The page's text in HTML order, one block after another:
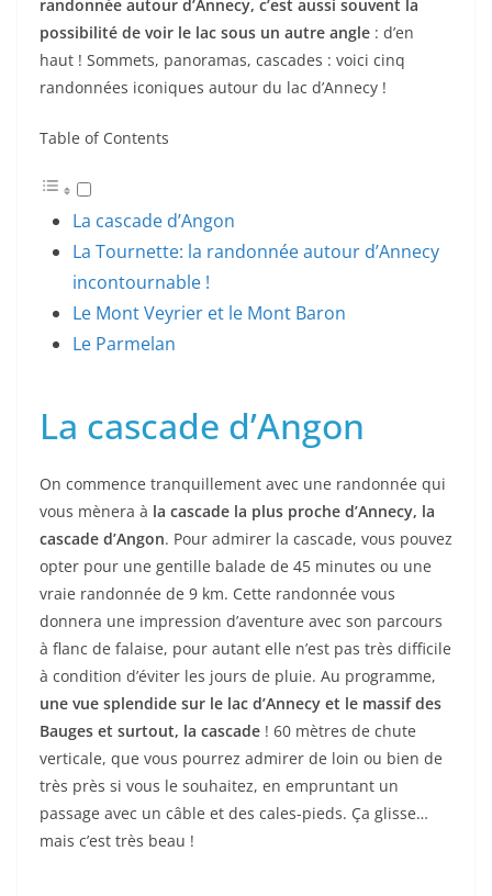
randonnée autour d’Annecy, c’est aussi souvent la
possibilité de voir le lac sous un autre angle : d’en
haut ! Sommets, panoramas, cascades : voici cinq
randonnées iconiques autour du lac d’Annecy !
Table of Contents
La cascade d’Angon
La Tournette: la randonnée autour d’Annecy
incontournable !
Le Mont Veyrier et le Mont Baron
Le Parmelan
La cascade d’Angon
On commence tranquillement avec une randonnée qui
vous mènera à la cascade la plus proche d’Annecy, la
cascade d’Angon. Pour admirer la cascade, vous pouvez
opter pour une gentille balade de 45 minutes ou une
vraie randonnée de 9 km. Cette randonnée vous
donnera une impression d’aventure avec son parcours
à flanc de falaise, pour autant elle n’est pas très difficile
à condition d’éviter les jours de pluie. Au programme,
une vue splendide sur le lac d’Annecy et le massif des
Bauges et surtout, la cascade ! 60 mètres de chute
verticale, que vous pourrez admirer de loin ou bien de
très près si vous le souhaitez, en empruntant un
passage avec un câble et des cales-pieds. Ça glisse…
mais c’est très beau !